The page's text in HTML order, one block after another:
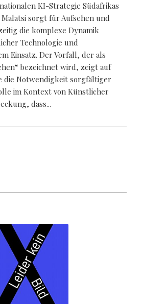
KI-Strategie Südafrikas
sorgt für Aufsehen und
die komplexe Dynamik
Technologie und
Einsatz. Der Vorfall, der als
bezeichnet wird, zeigt auf
die Notwendigkeit sorgfältiger
im Kontext von Künstlicher
dass...